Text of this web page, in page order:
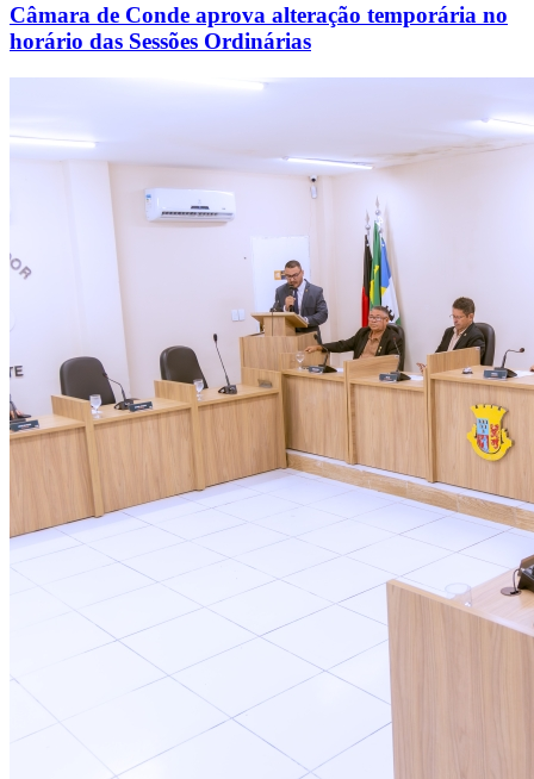
Câmara de Conde aprova alteração temporária no
horário das Sessões Ordinárias